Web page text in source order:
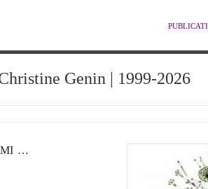
Genin | 1999-2026
…